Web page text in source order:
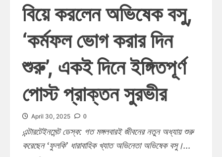
বিয়ে করলেন অভিষেক বসু,
‘কর্মফল ভোগ করার দিন
শুরু’, একই দিনে ইঙ্গিতপূর্ণ
পোস্ট প্রাক্তন সুরভীর
April 30, 2025 0
এন্টারটেইনমেন্ট ডেস্ক: গত মঙ্গলবারই জীবনের নতুন অধ্যায় শুরু
করেছেন ‘ফুলকি’ ধারাবাহিক খ্যাত অভিনেতা অভিষেক বসু।...